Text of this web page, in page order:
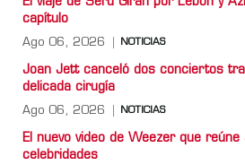
capítulo
Ago 06, 2026 NOTICIAS
Joan Jett canceló dos conciertos
delicada cirugía
Ago 06, 2026 NOTICIAS
El nuevo video de Weezer que
celebridades